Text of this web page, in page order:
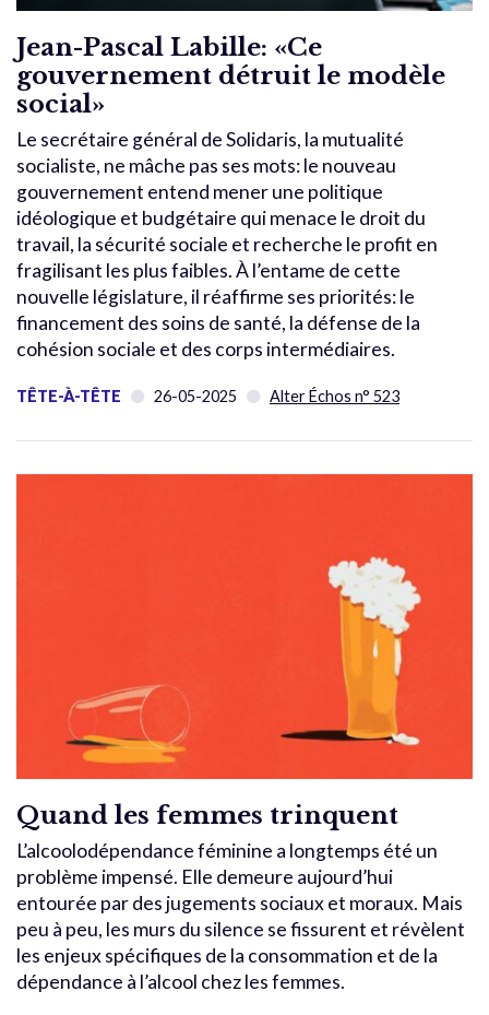
Jean-Pascal Labille: «Ce
gouvernement détruit le modèle
social»
Le secrétaire général de Solidaris, la mutualité
socialiste, ne mâche pas ses mots: le nouveau
gouvernement entend mener une politique
idéologique et budgétaire qui menace le droit du
travail, la sécurité sociale et recherche le profit en
fragilisant les plus faibles. À l’entame de cette
nouvelle législature, il réaffirme ses priorités: le
financement des soins de santé, la défense de la
cohésion sociale et des corps intermédiaires.
TÊTE-À-TÊTE 26-05-2025 Alter Échos n° 523
Quand les femmes trinquent
L’alcoolodépendance féminine a longtemps été un
problème impensé. Elle demeure aujourd’hui
entourée par des jugements sociaux et moraux. Mais
peu à peu, les murs du silence se fissurent et révèlent
les enjeux spécifiques de la consommation et de la
dépendance à l’alcool chez les femmes.